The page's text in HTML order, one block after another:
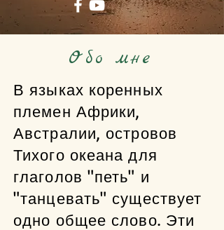
Обо мне
В языках коренных
племен Африки,
Австралии, островов
Тихого океана для
глаголов "петь" и
"танцевать" существует
одно общее слово. Эти